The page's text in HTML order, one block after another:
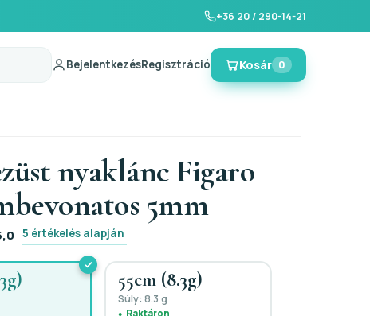
+36 20 / 290-14-21
BejelentkezésRegisztráció Kosár 0
nyaklánc Figaro
5mm
5 értékelés alapján
55cm (8.3g)
Súly: 8.3 g
Raktáron